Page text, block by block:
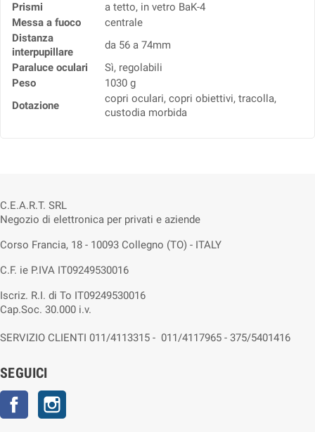
Prismi
a tetto, in vetro BaK-4
Messa a fuoco
centrale
Distanza
interpupillare
da 56 a 74mm
Paraluce oculari
Sì, regolabili
Peso
1030 g
Dotazione
copri oculari, copri obiettivi, tracolla,
custodia morbida
C.E.A.R.T. SRL
Negozio di elettronica per privati e aziende
Corso Francia, 18 - 10093 Collegno (TO) - ITALY
C.F. ie P.IVA IT09249530016
Iscriz. R.I. di To IT09249530016
Cap.Soc. 30.000 i.v.
SERVIZIO CLIENTI 011/4113315 - 011/4117965 - 375/5401416
SEGUICI
Facebook